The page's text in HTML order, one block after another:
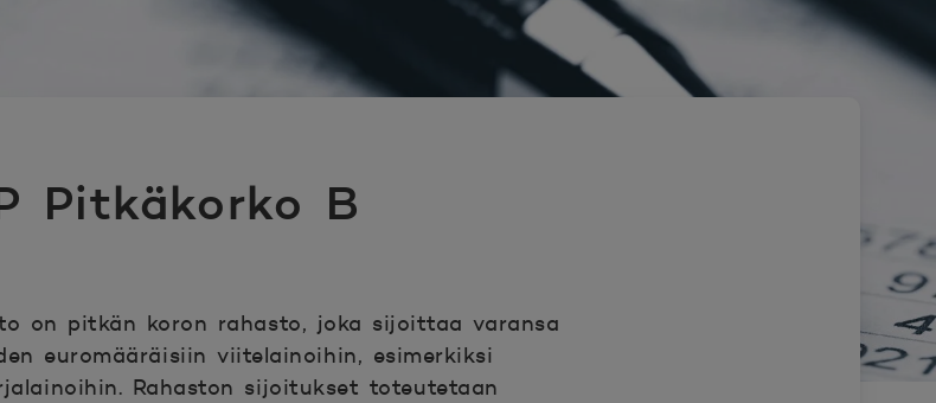
Pitkäkorko B
on pitkän koron rahasto, joka sijoittaa varansa
euromääräisiin viitelainoihin, esimerkiksi
Rahaston sijoitukset toteutetaan